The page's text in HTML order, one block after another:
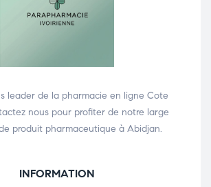
leader de la pharmacie en ligne Cote
nous pour profiter de notre large
produit pharmaceutique à Abidjan.
INFORMATION